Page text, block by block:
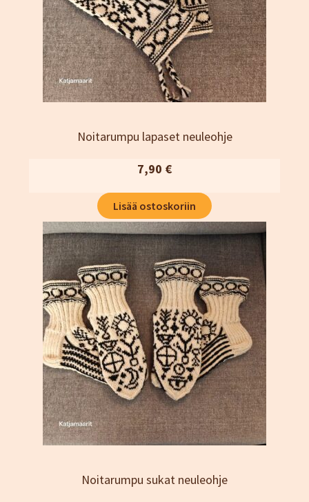
Katjamaarit
Naisten vaatteet
Neuleet
Oma tili
Sesonki tuotteet
TIlaus- ja sopimusehdot
Noitarumpu lapaset neuleohje
7,90 €
Lisää ostoskoriin
Noitarumpu sukat neuleohje